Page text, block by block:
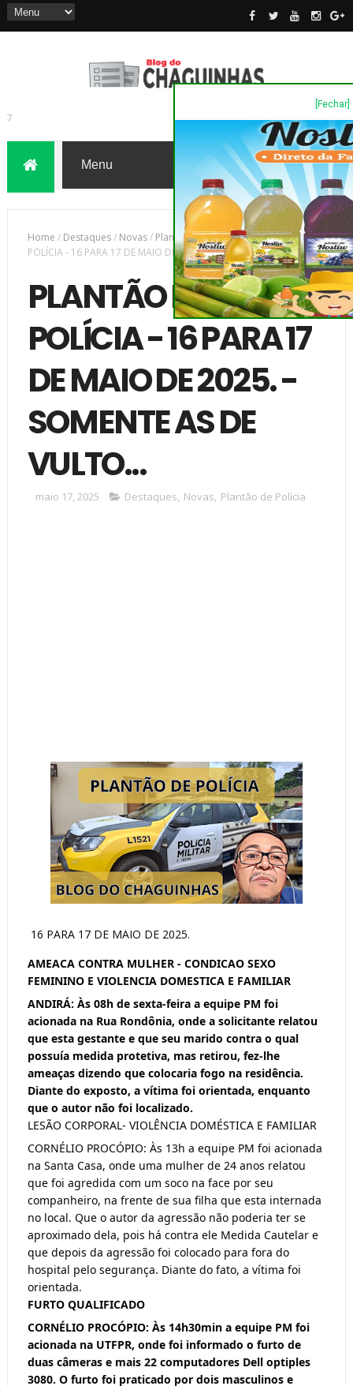
[Fechar]
7
Home / Destaques/ Novas/ Plantão de Polícia/PLANTÃO DE
POLÍCIA - 16 PARA 17 DE MAIO DE 2025. - SOMENTE AS DE VULTO...
PLANTÃO DE
POLÍCIA - 16 PARA 17
DE MAIO DE 2025. -
SOMENTE AS DE
VULTO...
maio 17, 2025 Destaques, Novas, Plantão de Polícia
16 PARA 17 DE MAIO DE 2025.
AMEACA CONTRA MULHER - CONDICAO SEXO
FEMININO E VIOLENCIA DOMESTICA E FAMILIAR
ANDIRÁ: Às 08h de sexta-feira a equipe PM foi
acionada na Rua Rondônia, onde a solicitante relatou
que esta gestante e que seu marido contra o qual
possuía medida protetiva, mas retirou, fez-lhe
ameaças dizendo que colocaria fogo na residência.
Diante do exposto, a vítima foi orientada, enquanto
que o autor não foi localizado.
LESÃO CORPORAL- VIOLÊNCIA DOMÉSTICA E FAMILIAR
CORNÉLIO PROCÓPIO: Às 13h a equipe PM foi acionada
na Santa Casa, onde uma mulher de 24 anos relatou
que foi agredida com um soco na face por seu
companheiro, na frente de sua filha que esta internada
no local. Que o autor da agressão não poderia ter se
aproximado dela, pois há contra ele Medida Cautelar e
que depois da agressão foi colocado para fora do
hospital pelo segurança. Diante do fato, a vítima foi
orientada.
FURTO QUALIFICADO
CORNÉLIO PROCÓPIO: Às 14h30min a equipe PM foi
acionada na UTFPR, onde foi informado o furto de
duas câmeras e mais 22 computadores Dell optiples
3080. O furto foi praticado por dois masculinos e